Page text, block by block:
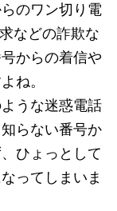
のワン切り電
などの詐欺な
からの着信や
ね。
うな迷惑電話
らない番号か
ひょっとして
ってしまいま